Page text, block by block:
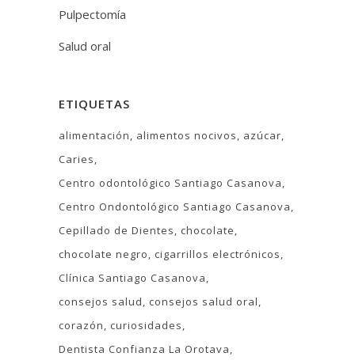
Pulpectomía
Salud oral
ETIQUETAS
alimentación alimentos nocivos
azúcar
Caries
Centro odontológico Santiago Casanova
Centro Ondontológico Santiago Casanova
Cepillado de Dientes
chocolate
chocolate negro
cigarrillos electrónicos
Clínica Santiago Casanova
consejos salud
consejos salud oral
corazón
curiosidades
Dentista Confianza La Orotava